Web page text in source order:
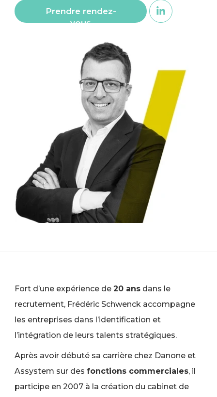
Prendre rendez-
vous
Fort d’une expérience de 20 ans dans le
recrutement, Frédéric Schwenck accompagne
les entreprises dans l’identification et
l’intégration de leurs talents stratégiques.
Après avoir débuté sa carrière chez Danone et
Assystem sur des fonctions commerciales, il
participe en 2007 à la création du cabinet de